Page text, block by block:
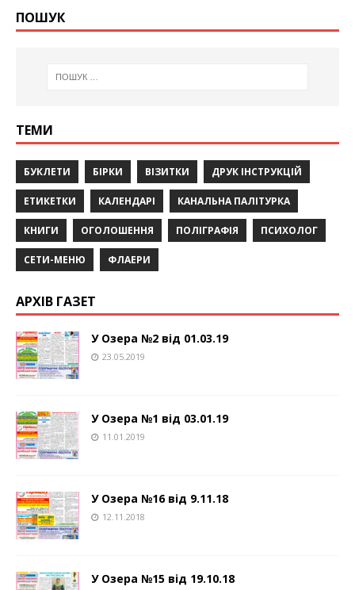
ПОШУК
ТЕМИ
БУКЛЕТИ БІРКИ ВІЗИТКИ ДРУК ІНСТРУКЦІЙ
ЕТИКЕТКИ КАЛЕНДАРІ КАНАЛЬНА ПАЛІТУРКА
КНИГИ ОГОЛОШЕННЯ ПОЛІГРАФІЯ ПСИХОЛОГ
СЕТИ-МЕНЮ ФЛАЕРИ
АРХІВ ГАЗЕТ
У Озера №2 від 01.03.19
23.05.2019
У Озера №1 від 03.01.19
11.01.2019
У Озера №16 від 9.11.18
12.11.2018
У Озера №15 від 19.10.18